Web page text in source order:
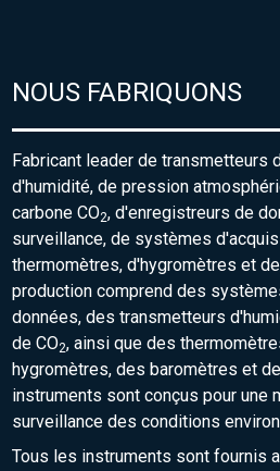
NOUS FABRIQUONS
Fabricant leader de transmetteurs
d'humidité, de pression
carbone CO2, d'enregistreurs de
surveillance, de systèmes
thermomètres, d'hygromètres et
production comprend des
données, des transmetteurs
de CO2, ainsi que des
hygromètres, des baromètres et
instruments sont conçus pour une
surveillance des conditions
Tous les instruments sont fournis